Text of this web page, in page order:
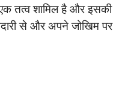
तत्व शामिल है और इसकी
से और अपने जोखिम पर